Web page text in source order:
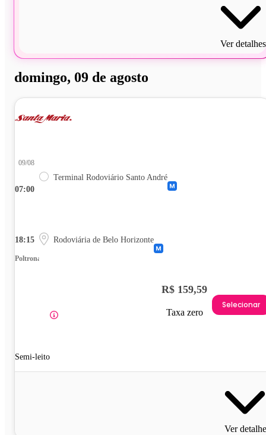
Ver detalhes
domingo, 09 de agosto
07:00
09/08
Terminal Rodoviário Santo André
18:15 Rodoviária de Belo Horizonte
Poltrona
Semi-leito
R$ 159,59
Taxa zero
Selecionar
Ver